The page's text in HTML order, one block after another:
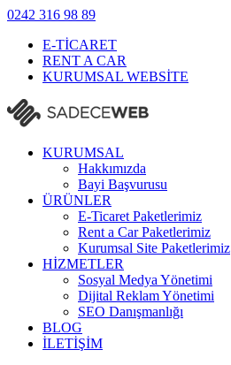
0242 316 98 89
E-TİCARET
RENT A CAR
KURUMSAL WEBSİTE
KURUMSAL
Hakkımızda
Bayi Başvurusu
ÜRÜNLER
E-Ticaret Paketlerimiz
Rent a Car Paketlerimiz
Kurumsal Site Paketlerimiz
HİZMETLER
Sosyal Medya Yönetimi
Dijital Reklam Yönetimi
SEO Danışmanlığı
BLOG
İLETİŞİM